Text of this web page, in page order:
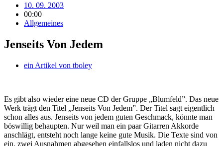
10. 09. 2003
00:00
Allgemeines
Jenseits Von Jedem
ein Artikel von tboley
Es gibt also wieder eine neue CD der Gruppe „Blumfeld”. Das neue
Werk trägt den Titel „Jenseits Von Jedem”. Der Titel sagt eigentlich
schon alles aus. Jenseits von jedem guten Geschmack, könnte man
böswillig behaupten. Nur weil man ein paar Gitarren Akkorde
anschlägt, entsteht noch lange keine gute Musik. Die Texte sind von
ein, zwei Ausnahmen abgesehen einfallslos und laden nicht dazu